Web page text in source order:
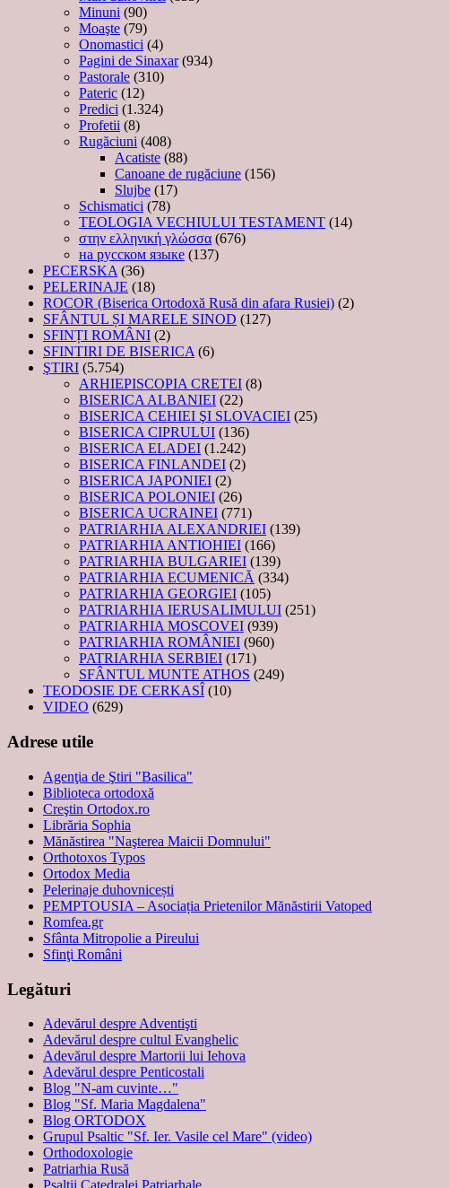
Minuni (90)
Moaşte (79)
Onomastici (4)
Pagini de Sinaxar(934)
Pastorale (310)
Pateric (12)
Predici (1.324)
Profetii (8)
Rugăciuni (408)
Acatiste (88)
Canoane de rugăciune (156)
Slujbe (17)
Schismatici (78)
TEOLOGIA VECHIULUI TESTAMENT (14)
στην ελληνική γλώσσα (676)
на русском языке (137)
PECERSKA (36)
PELERINAJE (18)
ROCOR (Biserica Ortodoxă Rusă din afara Rusiei) (2)
SFÂNTUL ȘI MARELE SINOD (127)
SFINȚI ROMÂNI (2)
SFINTIRI DE BISERICA (6)
ŞTIRI (5.754)
ARHIEPISCOPIA CRETEI (8)
BISERICA ALBANIEI (22)
BISERICA CEHIEI ŞI SLOVACIEI (25)
BISERICA CIPRULUI (136)
BISERICA ELADEI (1.242)
BISERICA FINLANDEI (2)
BISERICA JAPONIEI (2)
BISERICA POLONIEI (26)
BISERICA UCRAINEI (771)
PATRIARHIA ALEXANDRIEI (139)
PATRIARHIA ANTIOHIEI (166)
PATRIARHIA BULGARIEI (139)
PATRIARHIA ECUMENICĂ (334)
PATRIARHIA GEORGIEI (105)
PATRIARHIA IERUSALIMULUI (251)
PATRIARHIA MOSCOVEI (939)
PATRIARHIA ROMÂNIEI (960)
PATRIARHIA SERBIEI (171)
SFÂNTUL MUNTE ATHOS (249)
TEODOSIE DE CERKASÎ (10)
VIDEO (629)
Adrese utile
Agenţia de Ştiri "Basilica"
Biblioteca ortodoxă
Creştin Ortodox.ro
Librăria Sophia
Mănăstirea "Naşterea Maicii Domnului"
Orthotoxos Typos
Ortodox Media
Pelerinaje duhovnicești
PEMPTOUSIA – Asociația Prietenilor Mănăstirii Vatoped
Romfea.gr
Sfânta Mitropolie a Pireului
Sfinţi Români
Legături
Adevărul despre Adventişti
Adevărul despre cultul Evanghelic
Adevărul despre Martorii lui Iehova
Adevărul despre Penticostali
Blog "N-am cuvinte…"
Blog "Sf. Maria Magdalena"
Blog ORTODOX
Grupul Psaltic "Sf. Ier. Vasile cel Mare" (video)
Orthodoxologie
Patriarhia Rusă